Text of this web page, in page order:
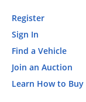
Register
Sign In
Find a Vehicle
Join an Auction
Learn How to Buy